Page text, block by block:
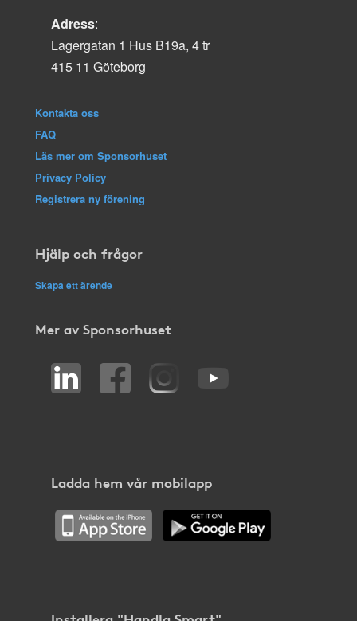
Adress:
Lagergatan 1 Hus B19a, 4 tr
415 11 Göteborg
Kontakta oss
FAQ
Läs mer om Sponsorhuset
Privacy Policy
Registrera ny förening
Hjälp och frågor
Skapa ett ärende
Mer av Sponsorhuset
Ladda hem vår mobilapp